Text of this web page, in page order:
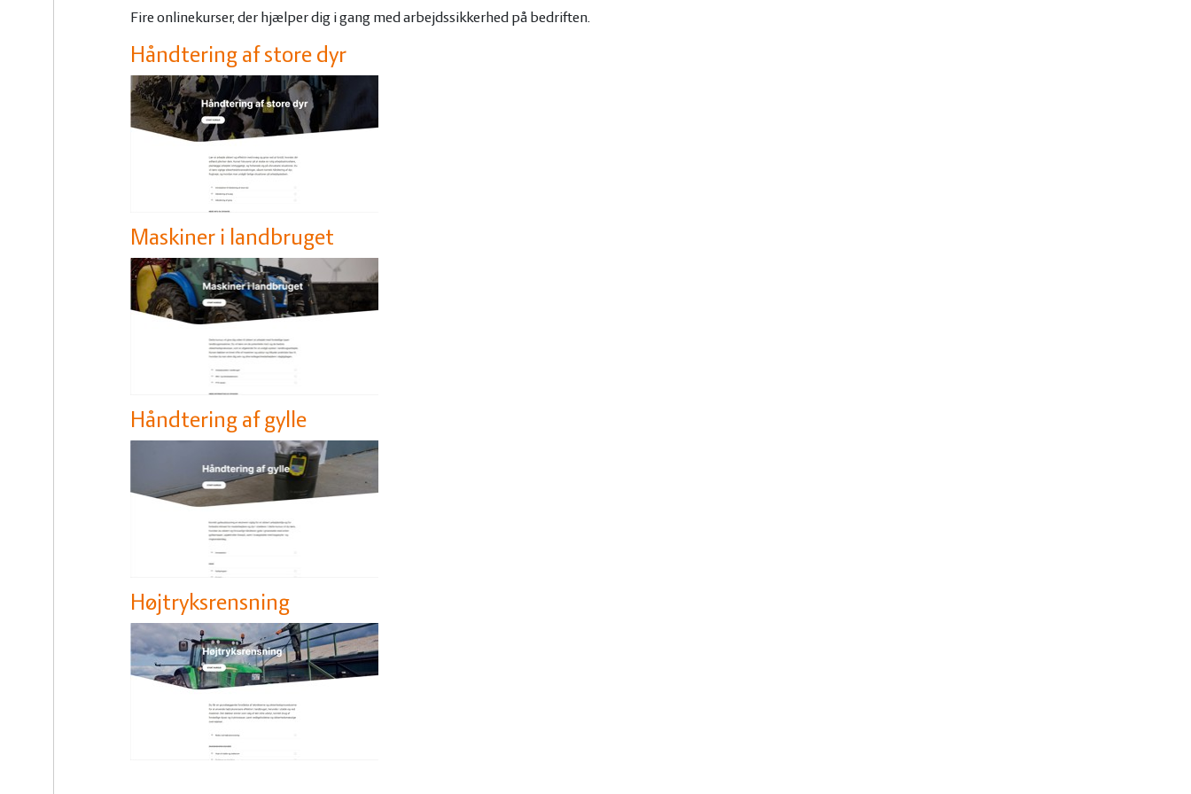
Fire onlinekurser, der hjælper dig i gang med arbejdssikkerhed på bedriften.
Håndtering af store dyr
Maskiner i landbruget
Håndtering af gylle
Højtryksrensning